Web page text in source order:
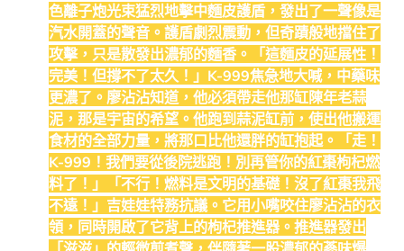
色離子炮光束猛烈地擊中麵皮護盾，發出了一聲像是
汽水開蓋的聲音。護盾劇烈震動，但奇蹟般地擋住了
攻擊，只是散發出濃郁的麵香。「這麵皮的延展性！
完美！但撐不了太久！」K-999焦急地大喊，中藥味
更濃了。廖沾沾知道，他必須帶走他那缸陳年老蒜
泥，那是宇宙的希望。他跑到蒜泥缸前，使出他搬運
食材的全部力量，將那口比他還胖的缸抱起。「走！
K-999！我們要從後院逃跑！別再管你的紅棗枸杞燃
料了！」「不行！燃料是文明的基礎！沒了紅棗我飛
不遠！」吉娃娃特務抗議。它用小嘴咬住廖沾沾的衣
領，同時開啟了它背上的枸杞推進器。推進器發出